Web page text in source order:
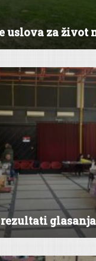
uslova za život
glasanja